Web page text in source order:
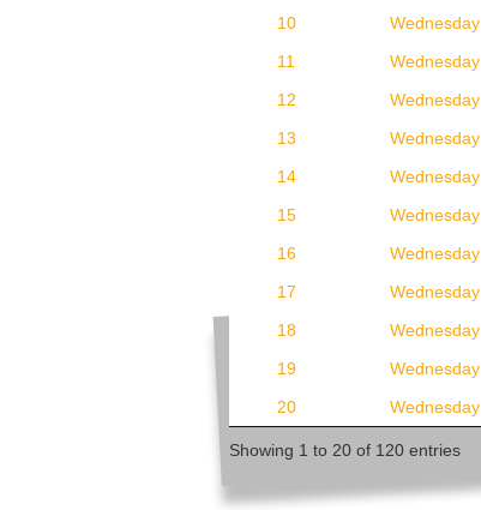
10
Wednesday
11
Wednesday
12
Wednesday
13
Wednesday
14
Wednesday
15
Wednesday
16
Wednesday
17
Wednesday
18
Wednesday
19
Wednesday
20
Wednesday
Showing 1 to 20 of 120 entries